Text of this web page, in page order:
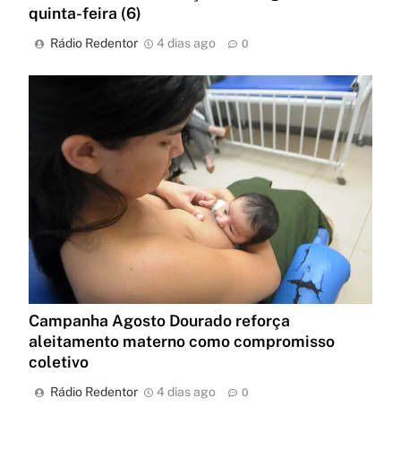
quinta-feira (6)
Rádio Redentor 4 dias ago 0
Campanha Agosto Dourado reforça
aleitamento materno como compromisso
coletivo
Rádio Redentor 4 dias ago 0